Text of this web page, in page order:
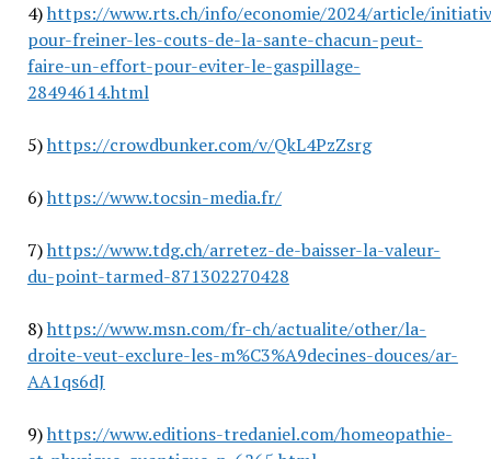
4)https://www.rts.ch/info/economie/2024/article/
pour-freiner-les-couts-de-la-sante-chacun-peut-
faire-un-effort-pour-eviter-le-gaspillage-
28494614.html
5)https://crowdbunker.com/v/QkL4PzZsrg
6)https://www.tocsin-media.fr/
7)https://www.tdg.ch/arretez-de-baisser-la-valeur-
du-point-tarmed-871302270428
8)https://www.msn.com/fr-ch/actualite/other/la-
droite-veut-exclure-les-m%C3%A9decines-douces/ar-
AA1qs6dJ
9)https://www.editions-tredaniel.com/homeopathie-